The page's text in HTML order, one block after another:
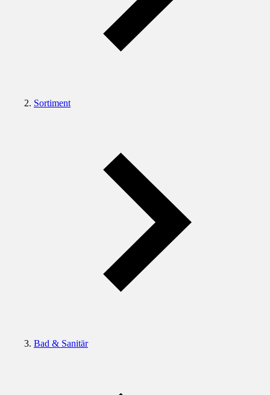
Sortiment
Bad & Sanitär